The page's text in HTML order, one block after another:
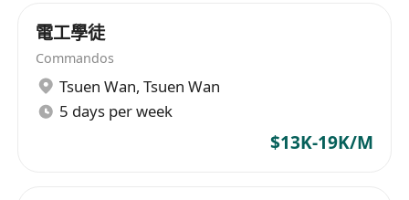
按工程主管指示執行定期巡檢任務，記錄設施狀
況並即時呈報需專業處理之異常問題。
協助清理維修現場、搬運工具物料及整理儲物空
間，確保作業環境安全整潔。
配合機場營運時間安排，在非高峯時段執行低幹
電工學徒
Commandos
Tsuen Wan, Tsuen Wan
5 days per week
$13K-19K/M